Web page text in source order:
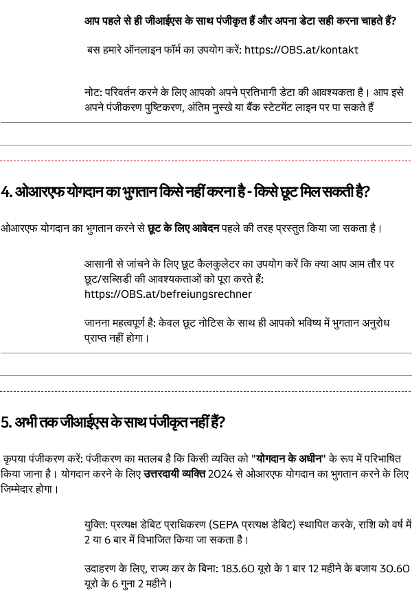
आप पहले से ही जीआईएस के साथ पंजीकृत हैं और अपना डेटा सही करना चाहते हैं?
बस हमारे ऑनलाइन फॉर्म का उपयोग करें: https://OBS.at/kontakt
नोट: परिवर्तन करने के लिए आपको अपने प्रतिभागी डेटा की आवश्यकता है। आप इसे
अपने पंजीकरण पुष्टिकरण, अंतिम नुस्खे या बैंक स्टेटमेंट लाइन पर पा सकते हैं
4. ओआरएफ योगदान का भुगतान किसे नहीं करना है - किसे छूट मिल सकती है?
ओआरएफ योगदान का भुगतान करने सेछूट के लिए आवेदनपहले की तरह प्रस्तुत किया जा सकता है।
आसानी से जांचने के लिए छूट कैलकुलेटर का उपयोग करें कि क्या आप आम तौर पर
छूट/सब्सिडी की आवश्यकताओं को पूरा करते हैं:
https://OBS.at/befreiungsrechner
जानना महत्वपूर्ण है: केवल छूट नोटिस के साथ ही आपको भविष्य में भुगतान अनुरोध
प्राप्त नहीं होगा।
5. अभी तक जीआईएस के साथ पंजीकृत नहीं हैं?
कृपया पंजीकरण करें: पंजीकरण का मतलब है कि किसी व्यक्ति को "योगदान के अधीन" के रूप में परिभाषित
किया जाना है। योगदान करने के लिएउत्तरदायी व्यक्ति2024 से ओआरएफ योगदान का भुगतान करने के लिए
जिम्मेदार होगा।
युक्ति: प्रत्यक्ष डेबिट प्राधिकरण (SEPA प्रत्यक्ष डेबिट) स्थापित करके, राशि को वर्ष में
2 या 6 बार में विभाजित किया जा सकता है।
उदाहरण के लिए, राज्य कर के बिना: 183.60 यूरो के 1 बार 12 महीने के बजाय 30.60
यूरो के 6 गुना 2 महीने।